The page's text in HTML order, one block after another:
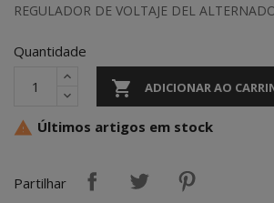
REGULADOR DE VOLTAJE DEL
Quantidade
 ADICIONAR AO
 Últimos artigos em stock
Partilhar